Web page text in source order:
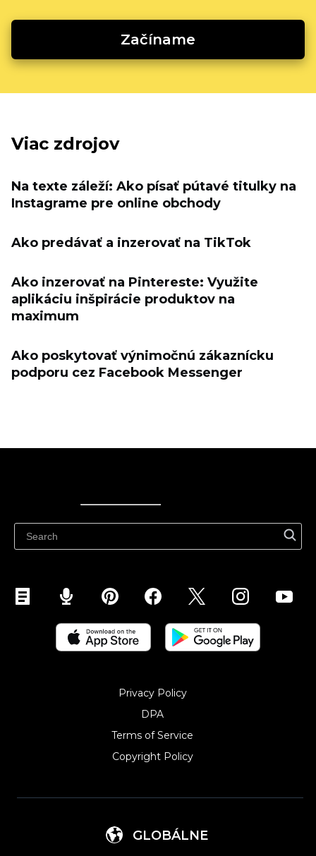
Začíname
Viac zdrojov
Na texte záleží: Ako písať pútavé titulky na
Instagrame pre online obchody
Ako predávať a inzerovať na TikTok
Ako inzerovať na Pintereste: Využite
aplikáciu inšpirácie produktov na
maximum
Ako poskytovať výnimočnú zákaznícku
podporu cez Facebook Messenger
Privacy Policy
DPA
Terms of Service
Copyright Policy‎
GLOBÁLNE